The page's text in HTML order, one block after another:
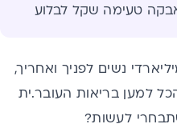
נשים לפניך ואחריך,
למען בריאות העובר.ית
לעשות?